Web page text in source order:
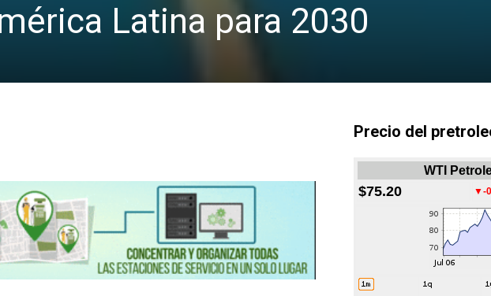
Latina para 2030
Precio del
WTI
$75.20 ▼-